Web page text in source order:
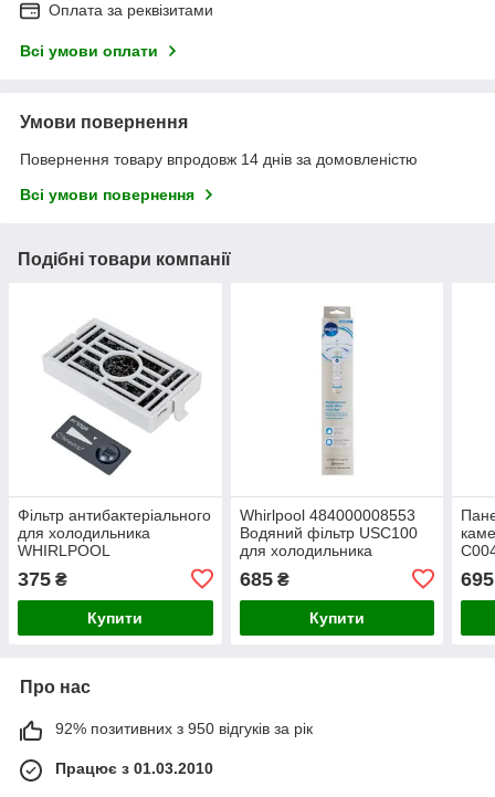
Оплата за реквізитами
Всі умови оплати
Умови повернення
Повернення товару впродовж 14 днів за домовленістю
Всі умови повернення
Подібні товари компанії
Фільтр антибактеріального
для холодильника
WHIRLPOOL
Microban 481248048172
375 ₴
Купити
Whirlpool 484000008553
Водяний фільтр USC100
для холодильника
685₴
Купити
695
Про нас
92% позитивних з 950 відгуків за рік
Працює з 01.03.2010